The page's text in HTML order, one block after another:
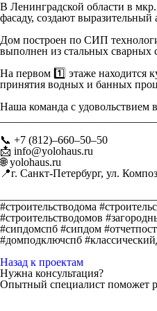
В Ленинградской области в
фасаду, создают
Дом построен по СИП
выполнен из стальных сварных
На первом 1️⃣ этаже находится
принятия водных и банных
Наша команда с удовольствием
📞 +7 (812)–660–50–50
📩 info@yolohaus.ru
🌐 yolohaus.ru
📍г. Санкт-Петербург, ул.
#строительстводома
#строительстводомов
#сипдомспб #сипдом
#домподключспб
Назад к проектам
Нужна консультация?
Опытный специалист поможет